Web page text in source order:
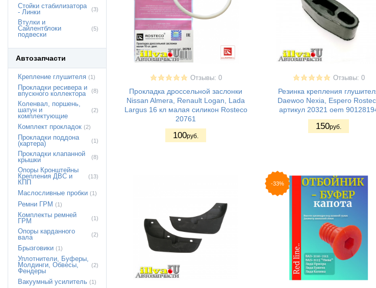
Стойки стабилизатора
- Линки
(3)
Втулки и
Сайлентблоки
подвески
(5)
Автозапчасти
Крепление глушителя (1)
Прокладки ресивера и
впускного коллектора
(8)
Коленвал, поршень,
шатун и
комплектующие
(2)
Комплект прокладок (2)
Прокладки поддона
(картера)
(1)
Прокладки клапанной
крышки
(8)
Опоры Кронштейны
Крепления ДВС и
КПП
(13)
Маслосливные пробки (1)
Ремни ГРМ (1)
Комплекты ремней
ГРМ
(1)
Опоры карданного
вала
(2)
Брызговики (1)
Уплотнители, Буферы,
Молдинги, Обвесы,
Фендеры
(2)
Вакуумный усилитель (1)
Отзывы: 0
Прокладка дроссельной заслонки
Nissan Almera, Renault Logan, Lada
Largus 16 кл малая силикон Rosteco
20761
100руб.
Отзывы: 0
Резинка крепления
Daewoo Nexia, Espero
артикул 20321 oem
150руб.
-33%